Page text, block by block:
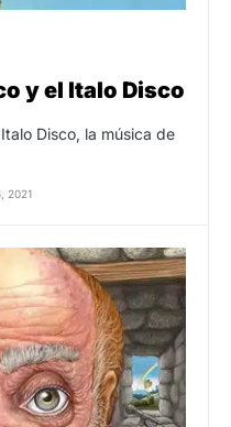
y el Italo Disco
Disco, la música de
2021